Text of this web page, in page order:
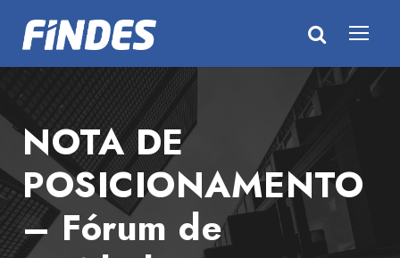
NOTA DE
POSICIONAMENTO
– Fórum de